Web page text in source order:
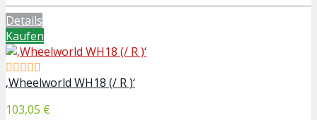
Details
Kaufen
‚Wheelworld WH18 (/ R )‘
103,05 €